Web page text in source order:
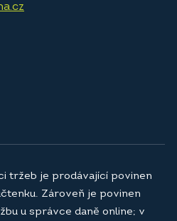
tržeb je prodávající povinen
Zároveň je povinen
u správce daně online; v